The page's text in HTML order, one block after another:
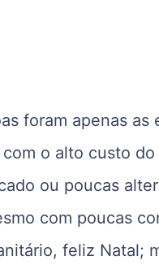
foram apenas
o alto custo
ou poucas
com poucas
feliz Natal;